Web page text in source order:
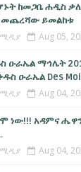
ከመጋቤ ሐዲስ
መጨረሻው ይመልከቱ
ሚዲያ Aug 05,
ዑራኤል ማኅሌት
ዑራኤል Des
ሚዲያ Aug 04,
ነው!!! አዳምና
ሚዲያ Aug 04,